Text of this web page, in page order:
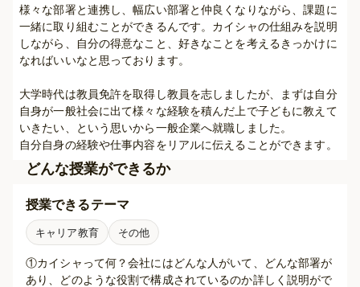
様々な部署と連携し、幅広い部署と仲良くなりながら、課題に
一緒に取り組むことができるんです。カイシャの仕組みを説明
しながら、自分の得意なこと、好きなことを考えるきっかけに
なればいいなと思っております。
大学時代は教員免許を取得し教員を志しましたが、まずは自分
自身が一般社会に出て様々な経験を積んだ上で子どもに教えて
いきたい、という思いから一般企業へ就職しました。
自分自身の経験や仕事内容をリアルに伝えることができます。
どんな授業ができるか
授業できるテーマ
キャリア教育 その他
①カイシャって何？会社にはどんな人がいて、どんな部署が
あり、どのような役割で構成されているのか詳しく説明がで